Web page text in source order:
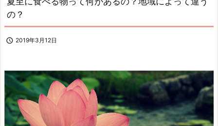
の？
 2019年3月12日